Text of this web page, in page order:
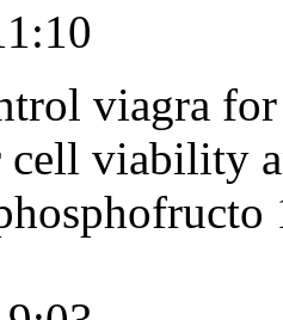
viagra for
cell viability